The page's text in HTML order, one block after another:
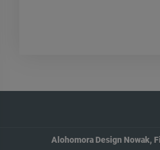
Alohomora Design Nowak,